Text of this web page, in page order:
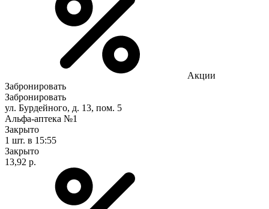
Акции
Забронировать
Забронировать
ул. Бурдейного, д. 13, пом. 5
Альфа-аптека №1
Закрыто
1 шт. в 15:55
Закрыто
13,92 р.